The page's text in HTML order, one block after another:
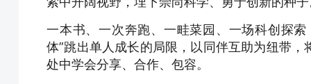
一本书、一次奔跑、一畦菜园、一场科创探
体”跳出单人成长的局限，以同伴互助为纽带
处中学会分享、合作、包容。